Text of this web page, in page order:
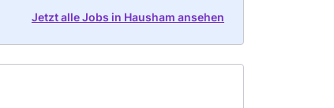
Jetzt alle Jobs in Hausham ansehen